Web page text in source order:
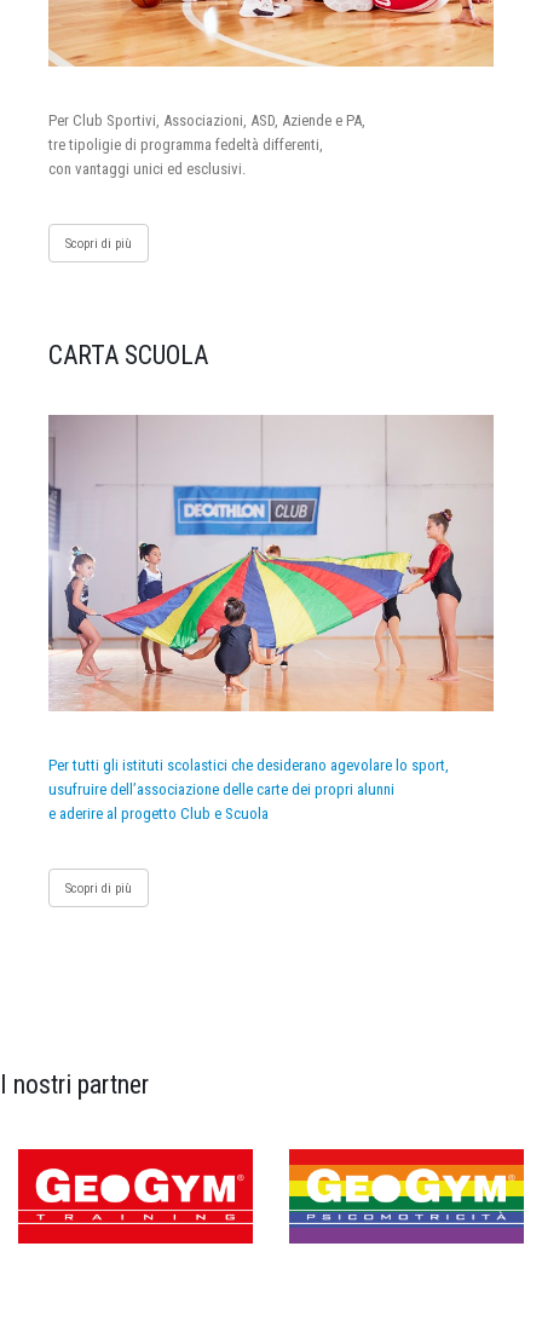
Per Club Sportivi, Associazioni, ASD, Aziende e PA,
tre tipoligie di programma fedeltà differenti,
con vantaggi unici ed esclusivi.
Scopri di più
CARTA SCUOLA
Per tutti gli istituti scolastici che desiderano agevolare lo sport,
usufruire dell’associazione delle carte dei propri alunni
e aderire al progetto Club e Scuola
Scopri di più
I nostri partner